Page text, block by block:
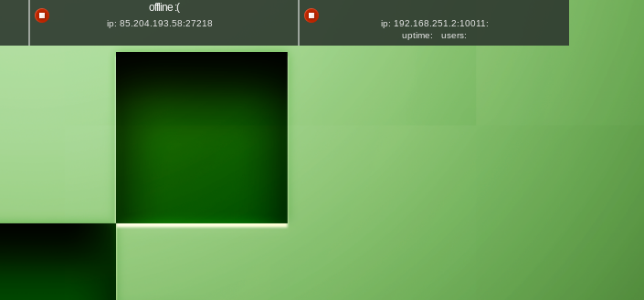
offline :(
ip: 85.204.193.58:27218
ip: 192.168.251.2:10011:
uptime:
users: